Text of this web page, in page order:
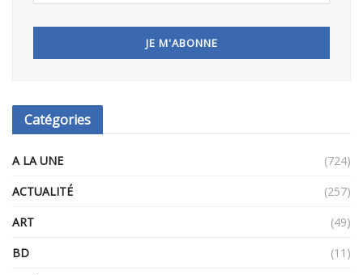
Catégories
A LA UNE
(724)
ACTUALITÉ
(257)
ART
(49)
BD
(11)